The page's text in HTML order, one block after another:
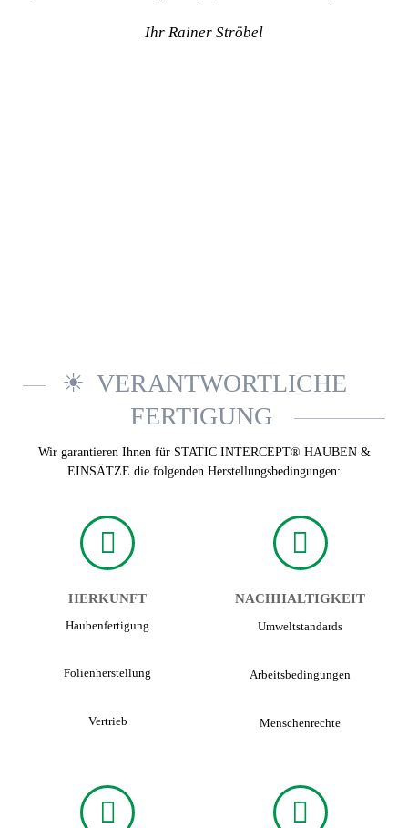
Ihr Rainer Ströbel
VERANTWORTLICHE
FERTIGUNG
Wir garantieren Ihnen für STATIC INTERCEPT® HAUBEN &
EINSÄTZE die folgenden Herstellungsbedingungen:
HERKUNFT
Hauben­fertigung
Folien­herstellung
Vertrieb
NACHHALTIGKEIT
Umwelt­standards
Arbeits­bedingungen
Menschen­rechte